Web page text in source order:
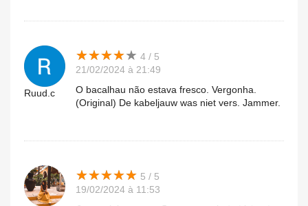
Ruud.c
★★★★★
★★★★★ 4 / 5
21/02/2024 à 21:49
O bacalhau não estava fresco. Vergonha.
(Original) De kabeljauw was niet vers. Jammer.
★★★★★
★★★★★ 5 / 5
19/02/2024 à 11:53